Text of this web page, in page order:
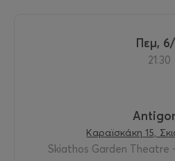
Πεμ,
21:30
Καραϊσκάκη 15,
Skiathos Garden Theatre